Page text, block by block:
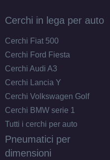
Disponibile
DEZENT Tn Black
4 fori 14" 5.5X14 ET42
4x100
Foro centrale: 54.1mm
Disponibile
4 fori 14" 5.5X14 ET45
4x100
Foro centrale: 54.1mm
Cerchi in lega per auto
Cerchi Fiat 500
Cerchi Ford Fiesta
Cerchi Audi A3
Cerchi Lancia Y
Cerchi Volkswagen Golf
Cerchi BMW serie 1
Tutti i cerchi per auto
Pneumatici per
dimensioni